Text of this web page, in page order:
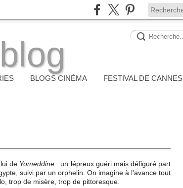
BLOGS CINÉMA FESTIVAL DE CANNES
de Yomeddine : un lépreux guéri mais défiguré part
suivi par un orphelin. On imagine à l'avance tout
trop de misère, trop de pittoresque.